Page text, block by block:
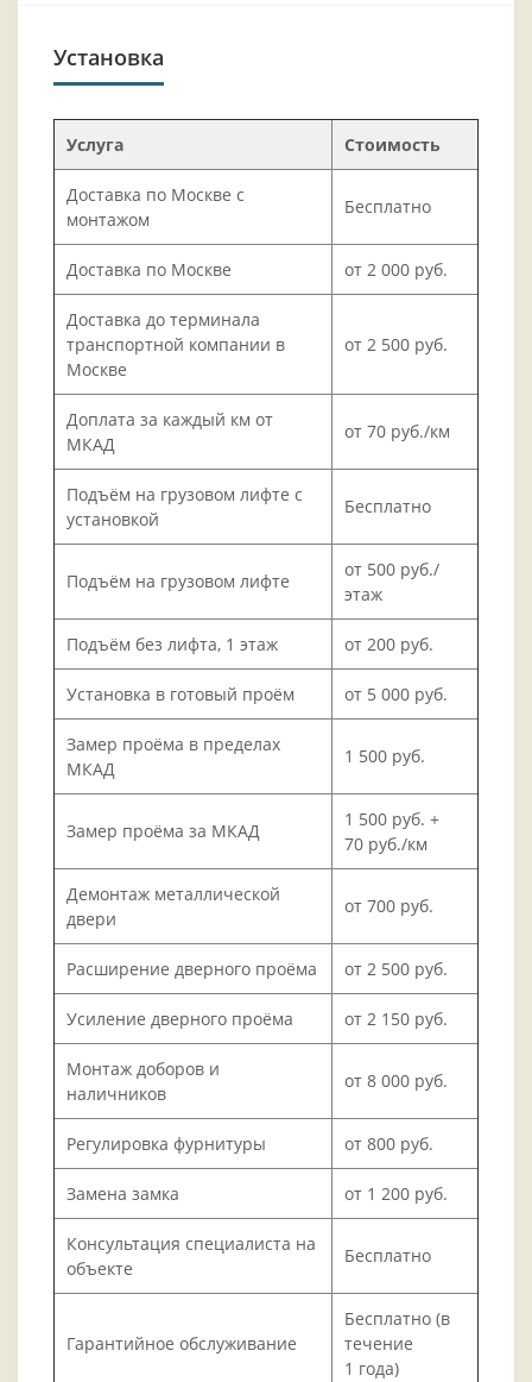
Установка
Услуга Стоимость
Доставка по Москве с
монтажом
Бесплатно
Доставка по Москве от 2 000 руб.
Доставка до терминала
транспортной компании в
Москве
от 2 500 руб.
Доплата за каждый км от
МКАД
от 70 руб./км
Подъём на грузовом лифте с
установкой
Бесплатно
Подъём на грузовом лифте
от 500 руб./
этаж
Подъём без лифта, 1 этаж от 200 руб.
Установка в готовый проём от 5 000 руб.
Замер проёма в пределах
МКАД
1 500 руб.
Замер проёма за МКАД
1 500 руб. +
70 руб./км
Демонтаж металлической
двери
от 700 руб.
Расширение дверного проёма от 2 500 руб.
Усиление дверного проёма от 2 150 руб.
Монтаж доборов и
наличников
от 8 000 руб.
Регулировка фурнитуры от 800 руб.
Замена замка от 1 200 руб.
Консультация специалиста на
объекте
Бесплатно
Гарантийное обслуживание
Бесплатно (в
течение
1 года)